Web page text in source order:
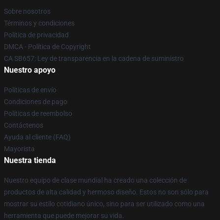
Sobre nosotros
Términos y condiciones
Política de privacidad
DMCA - Política de Copyright
CA SB657: Ley de transparencia en la cadena de suministro
Nuestro apoyo
Políticas de envío
Condiciones de pago
Políticas de reembolso
Contáctenos
Ayuda al cliente (FAQ)
Mayorista
Nuestra tienda
Nuestro equipo de clase mundial ha creado una colección de
productos de alta calidad y hermoso diseño. Estos no son sólo para
mostrar su estilo cotidiano único, sino para ser utilizado como una
herramienta que puede mejorar su vida.